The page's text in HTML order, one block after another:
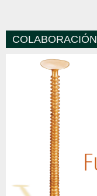
COLABORACIÓN